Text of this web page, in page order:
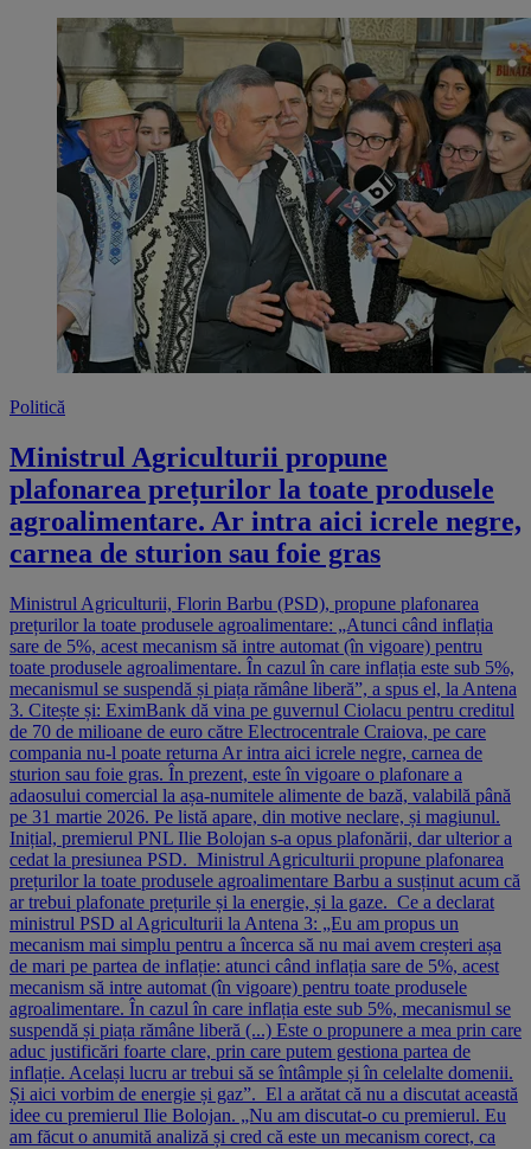
Politică
Ministrul Agriculturii propune
plafonarea prețurilor la toate produsele
agroalimentare. Ar intra aici icrele negre,
carnea de sturion sau foie gras
Ministrul Agriculturii, Florin Barbu (PSD), propune plafonarea
prețurilor la toate produsele agroalimentare: „Atunci când inflația
sare de 5%, acest mecanism să intre automat (în vigoare) pentru
toate produsele agroalimentare. În cazul în care inflația este sub 5%,
mecanismul se suspendă și piața rămâne liberă”, a spus el, la Antena
3. Citește și: EximBank dă vina pe guvernul Ciolacu pentru creditul
de 70 de milioane de euro către Electrocentrale Craiova, pe care
compania nu-l poate returna Ar intra aici icrele negre, carnea de
sturion sau foie gras. În prezent, este în vigoare o plafonare a
adaosului comercial la așa-numitele alimente de bază, valabilă până
pe 31 martie 2026. Pe listă apare, din motive neclare, și magiunul.
Inițial, premierul PNL Ilie Bolojan s-a opus plafonării, dar ulterior a
cedat la presiunea PSD. Ministrul Agriculturii propune plafonarea
prețurilor la toate produsele agroalimentare Barbu a susținut acum că
ar trebui plafonate prețurile și la energie, și la gaze. Ce a declarat
ministrul PSD al Agriculturii la Antena 3: „Eu am propus un
mecanism mai simplu pentru a încerca să nu mai avem creșteri așa
de mari pe partea de inflație: atunci când inflația sare de 5%, acest
mecanism să intre automat (în vigoare) pentru toate produsele
agroalimentare. În cazul în care inflația este sub 5%, mecanismul se
suspendă și piața rămâne liberă (...) Este o propunere a mea prin care
aduc justificări foarte clare, prin care putem gestiona partea de
inflație. Același lucru ar trebui să se întâmple și în celelalte domenii.
Și aici vorbim de energie și gaz”. El a arătat că nu a discutat această
idee cu premierul Ilie Bolojan. „Nu am discutat-o cu premierul. Eu
am făcut o anumită analiză și cred că este un mecanism corect, ca